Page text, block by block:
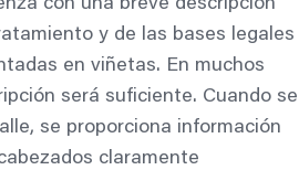
y de las bases legales
en viñetas. En muchos
será suficiente. Cuando se
se proporciona información
claramente